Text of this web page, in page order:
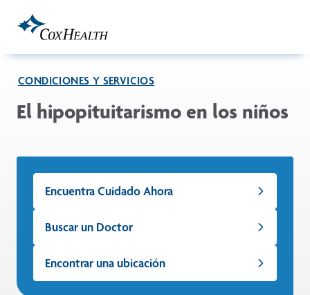
CONDICIONES Y SERVICIOS
El hipopituitarismo en los niños
Encuentra Cuidado Ahora
Buscar un Doctor
Encontrar una ubicación